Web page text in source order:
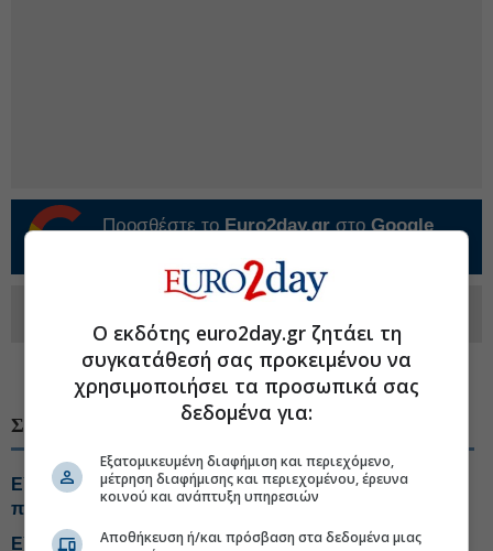
Προσθέστε τοEuro2day.grστοGoogle
Ακολουθήστε τη σελίδα του
στο Linkedin
#EY, Ernst and Young #Τεχνητή Νοημοσύνη
ΣΧΕΤΙΚΑ ΘΕΜΑΤΑ
EY-Parthenon: Η Ελλάδα μπορεί να εξελιχθεί σε
περιφερειακό κόμβο ναυπηγοεπισκευής
EY: Πάνω από 1 εκατ. ωφελούμενοι από το EY Ripples
Ο εκδότης euro2day.gr ζητάει τη
συγκατάθεσή σας προκειμένου να
χρησιμοποιήσει τα προσωπικά σας
δεδομένα για:
Εξατομικευμένη διαφήμιση και περιεχόμενο,
μέτρηση διαφήμισης και περιεχομένου, έρευνα
κοινού και ανάπτυξη υπηρεσιών
Αποθήκευση ή/και πρόσβαση στα δεδομένα μιας